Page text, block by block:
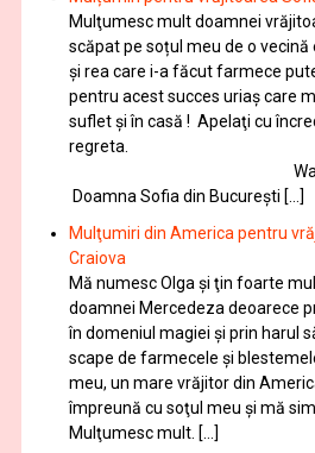
Mulţumesc mult doamnei
scăpat pe soțul meu de o
și rea care i-a făcut farmece
pentru acest succes uriaș care
suflet și în casă ! Apelaţi cu
regreta.
Wanda,
Doamna Sofia din București […]
Mulţumiri din America pentru
Craiova
Mă numesc Olga şi ţin foarte
doamnei Mercedeza deoarece
în domeniul magiei şi prin harul
scape de farmecele şi
meu, un mare vrăjitor din
împreună cu soţul meu şi mă
Mulţumesc mult. […]